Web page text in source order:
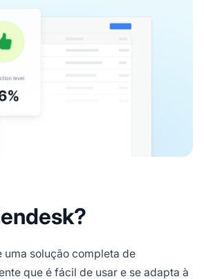
uma solução completa de
que é fácil de usar e se adapta à